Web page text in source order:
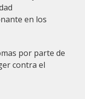
en los
por parte de
contra el